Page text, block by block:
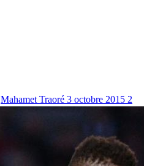
Mahamet Traoré 3 octobre 2015 2